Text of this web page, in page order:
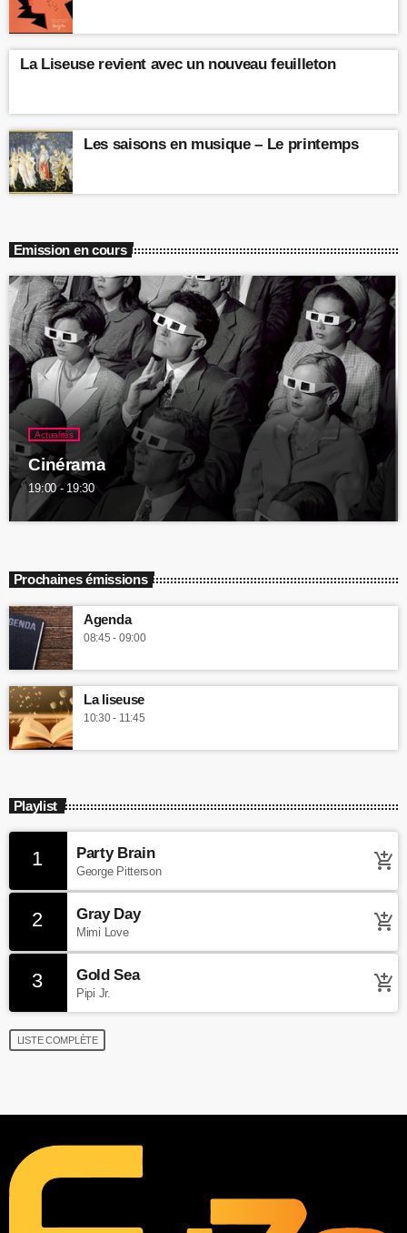
La Liseuse revient avec un nouveau feuilleton
Les saisons en musique – Le printemps
Emission en cours
Actualités
Cinérama
19:00 - 19:30
Prochaines émissions
Agenda
08:45 - 09:00
La liseuse
10:30 - 11:45
Playlist
1 Party Brain
George Pitterson add_shopping_cart
2 Gray Day
Mimi Love add_shopping_cart
3 Gold Sea
Pipi Jr. add_shopping_cart
LISTE COMPLÈTE